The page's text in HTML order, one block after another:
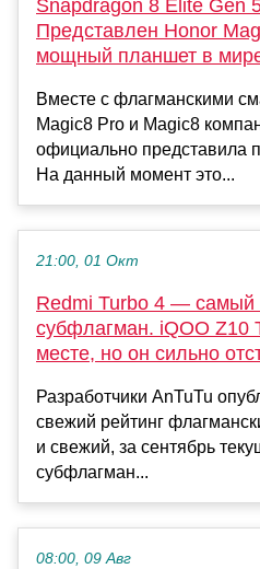
Snapdragon 8 Elite Gen
Представлен Honor
мощный планшет в
Вместе с флагманскими
Magic8 Pro и Magic8
официально представила
На данный момент это...
21:00, 01 Окт
Redmi Turbo 4 —
субфлагман. iQOO Z10
месте, но он сильно
Разработчики AnTuTu
свежий рейтинг
и свежий, за сентябрь
субфлагман...
08:00, 09 Авг